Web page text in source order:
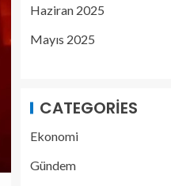
Haziran 2025
Mayıs 2025
CATEGORIES
Ekonomi
Gündem